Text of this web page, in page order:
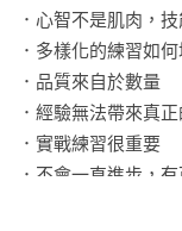
．心智不是肌肉，
．多樣化的練習如
．品質來自於數量
．經驗無法帶來真
．實戰練習很重要
．不會一直進步，